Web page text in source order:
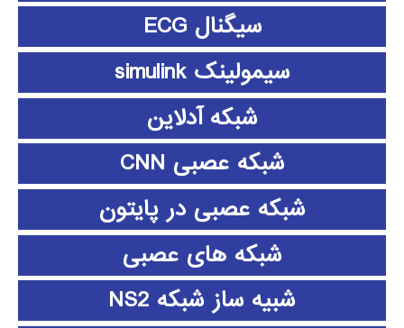
سیگنال ECG
سیمولینک simulink
شبکه آدلاین
شبکه عصبی CNN
شبکه عصبی در پایتون
شبکه های عصبی
شبیه ساز شبکه NS2